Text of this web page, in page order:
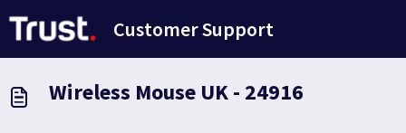
Customer Support
Wireless Mouse UK - 24916